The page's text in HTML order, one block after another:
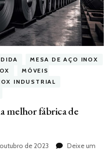
MESA DE AÇO INOX
MÓVEIS
INDUSTRIAL
melhor fábrica de
de 2023
Deixe um